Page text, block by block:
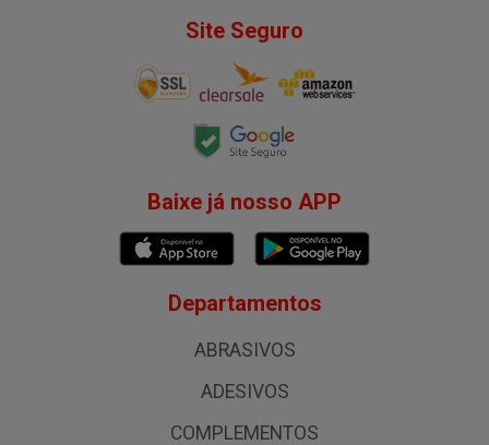
Site Seguro
Baixe já nosso APP
Departamentos
ABRASIVOS
ADESIVOS
COMPLEMENTOS